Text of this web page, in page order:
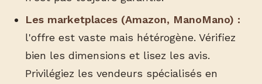
Les marketplaces (Amazon, ManoMano) :
l'offre est vaste mais hétérogène. Vérifiez
bien les dimensions et lisez les avis.
Privilégiez les vendeurs spécialisés en